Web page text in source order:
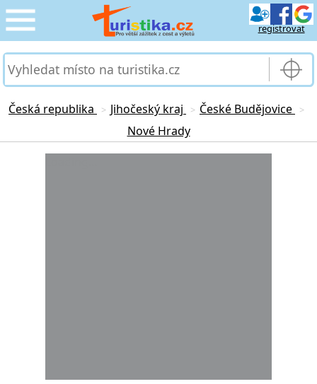
registrovat
CESTOVÁNÍ
SLUŽBY & DOPRAVA
Česká republika > Jihočeský kraj > České Budějovice >
Nové Hrady